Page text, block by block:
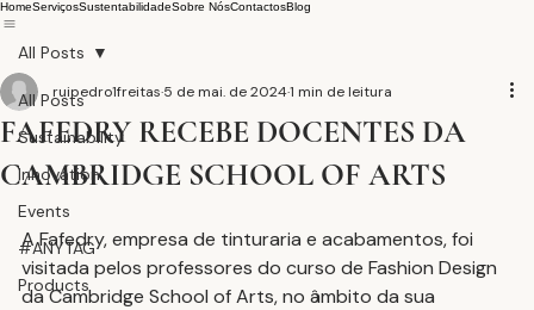
HomeServiçosSustentabilidadeSobre NósContactosBlog
All Posts
Sustainability
Innovation
Events
#ANYTAG
Products
All Posts
FAFEDRY RECEBE DOCENTES DA
CAMBRIDGE SCHOOL OF ARTS
ruipedro1freitas 5 de mai. de 20241 min de leitura
A Fafedry, empresa de tinturaria e acabamentos, foi
visitada pelos professores do curso de Fashion Design
da Cambridge School of Arts, no âmbito da sua